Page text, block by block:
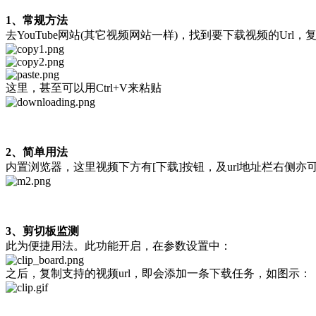
1、常规方法
去YouTube网站(其它视频网站一样)，找到要下载视频的Url，
这里，甚至可以用Ctrl+V来粘贴
2、简单用法
内置浏览器，这里视频下方有[下载]按钮，及url地址栏右侧亦
3、剪切板监测
此为便捷用法。此功能开启，在参数设置中：
之后，复制支持的视频url，即会添加一条下载任务，如图示：